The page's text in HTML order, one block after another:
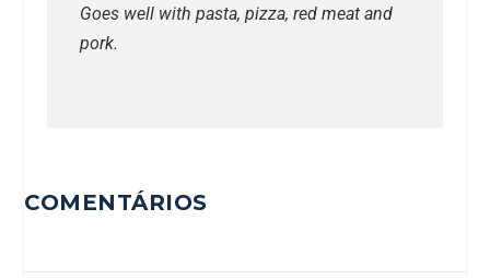
Goes well with pasta, pizza, red meat and
pork.
COMENTÁRIOS